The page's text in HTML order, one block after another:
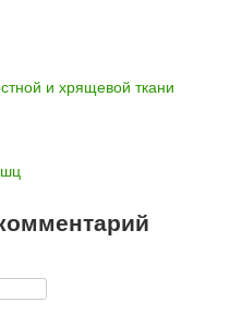
и хрящевой ткани